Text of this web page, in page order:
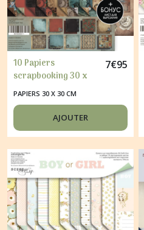
10 Papiers
scrapbooking 30 x
30 cm album faire
part carte Scrapmir
TIME TO DREAM
7€95
PAPIERS 30 X 30 CM
AJOUTER